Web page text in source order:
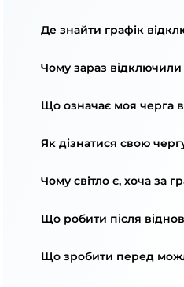
Де знайти графік
Чому зараз
Що означає моя черга
Як дізнатися свою
Чому світло є, хоча за
Що робити після
Що зробити перед